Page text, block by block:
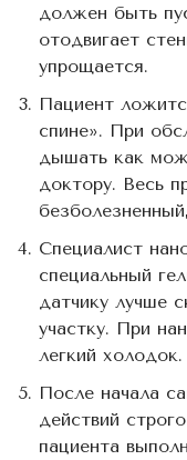
должен быть
отодвигает
упрощается.
Пациент
спине». При
дышать как
доктору. Весь
Специалист
специальный
датчику лучше
участку. При
легкий холодок.
После начала
действий
пациента